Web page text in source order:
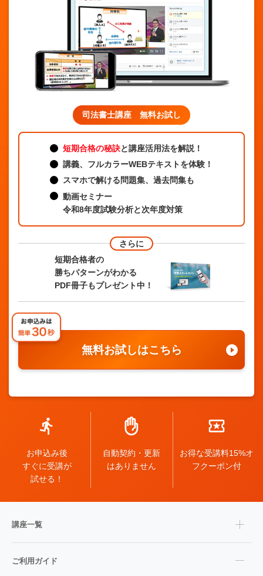
司法書士講座 無料お試し
短期合格の秘訣と講座活用法を解説！
講義、フルカラーWEBテキストを体験！
スマホで解ける問題集、過去問集も
動画セミナー
令和8年度試験分析と次年度対策
さらに
短期合格者の
勝ちパターンがわかる
PDF冊子もプレゼント中！
無料お試しはこちら
お申込み後
すぐに受講が
試せる！
自動契約・更新
はありません
お得な受講料15%オ
フクーポン付
講座一覧
ご利用ガイド